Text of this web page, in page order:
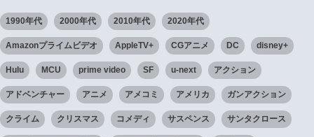
1990年代 2000年代 2010年代 2020年代
Amazonプライムビデオ AppleTV+ CGアニメ DC disney+
Hulu MCU prime video SF u-next アクション
アドベンチャー アニメ アメコミ アメリカ ガンアクション
クライム クリスマス コメディ サスペンス サンタクロース